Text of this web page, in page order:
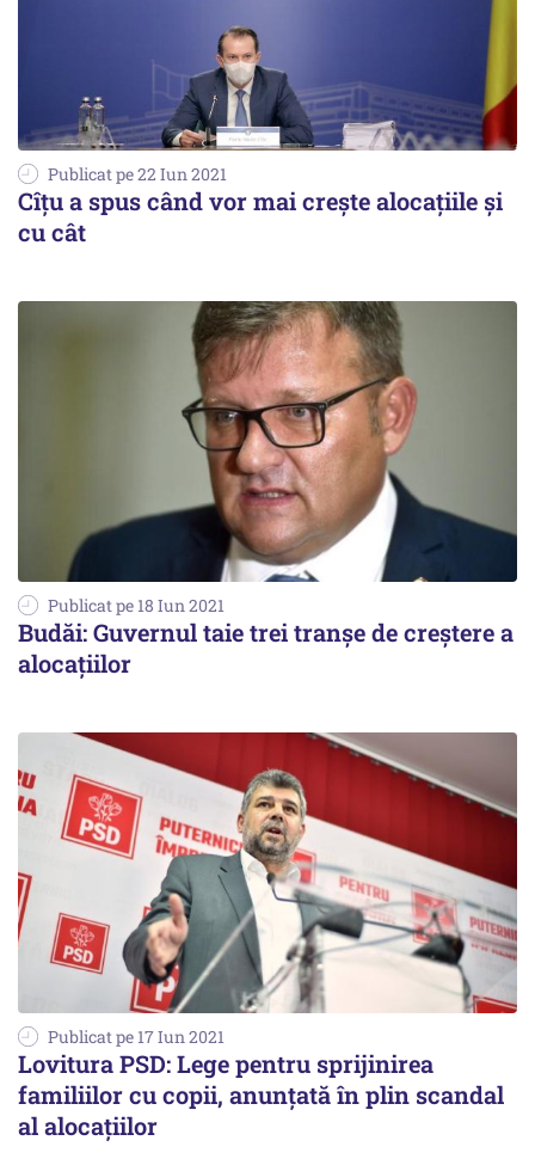
Publicat pe 22 Iun 2021
Cîţu a spus când vor mai creşte alocaţiile şi
cu cât
Publicat pe 18 Iun 2021
Budăi: Guvernul taie trei tranșe de creștere a
alocațiilor
Publicat pe 17 Iun 2021
Lovitura PSD: Lege pentru sprijinirea
familiilor cu copii, anunțată în plin scandal
al alocațiilor